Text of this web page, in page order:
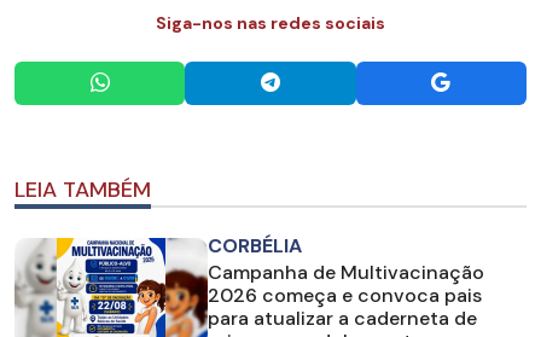
Siga-nos nas redes sociais
LEIA TAMBÉM
CORBÉLIA
Campanha de Multivacinação
2026 começa e convoca pais
para atualizar a caderneta de